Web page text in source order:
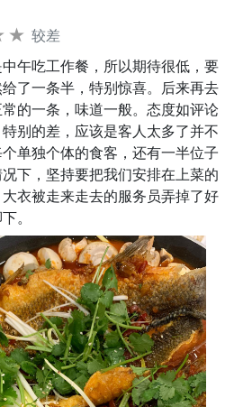
较差
午吃工作餐，所以期待很低，要
了一条半，特别惊喜。后来再去
的一条，味道一般。态度如评论
别的差，应该是客人太多了并不
单独个体的食客，还有一半位子
下，坚持要把我们安排在上菜的
衣被走来走去的服务员弄掉了好
。